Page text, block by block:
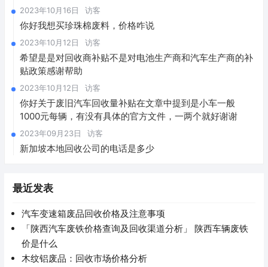
2023年10月16日 访客
你好我想买珍珠棉废料，价格咋说
2023年10月12日 访客
希望是是对回收商补贴不是对电池生产商和汽车生产商的补
贴政策感谢帮助
2023年10月12日 访客
你好关于废旧汽车回收量补贴在文章中提到是小车一般
1000元每辆，有没有具体的官方文件，一两个就好谢谢
2023年09月23日 访客
新加坡本地回收公司的电话是多少
最近发表
汽车变速箱废品回收价格及注意事项
「陕西汽车废铁价格查询及回收渠道分析」 陕西车辆废铁
价是什么
木纹铝废品：回收市场价格分析